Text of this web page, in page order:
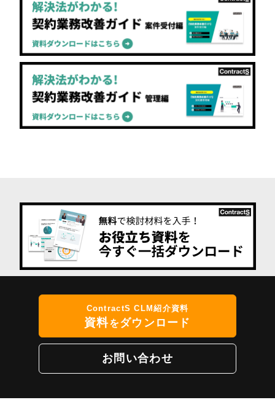
ContractS CLM紹介資料
資料をダウンロード
お問い合わせ